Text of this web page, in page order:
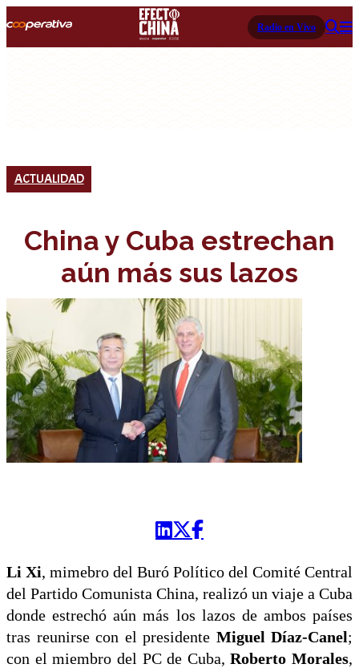
Radio en Vivo
ACTUALIDAD
China y Cuba estrechan
aún más sus lazos
Li Xi, mimebro del Buró Político del Comité Central
del Partido Comunista China, realizó un viaje a Cuba
donde estrechó aún más los lazos de ambos países
tras reunirse con el presidente Miguel Díaz-Canel;
con el miembro del PC de Cuba,Roberto Morales,